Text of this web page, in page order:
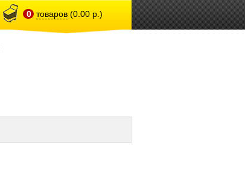
0 товаров(0.00 р.)